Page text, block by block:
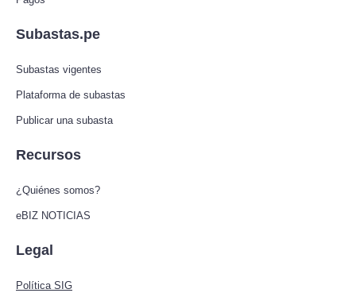
Subastas.pe
Subastas vigentes
Plataforma de subastas
Publicar una subasta
Recursos
¿Quiénes somos?
eBIZ NOTICIAS
Legal
Política SIG